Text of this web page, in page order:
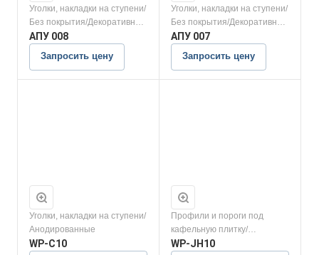
Уголки, накладки на ступени/
Без покрытия/Декоративное
покрытие/Полимерно-
АПУ 008
Запросить цену
Уголки, накладки на ступени/
Без покрытия/Декоративное
покрытие/Полимерно-
АПУ 007
Запросить цену
Уголки, накладки на ступени/
Анодированные
WP-C10
Профили и пороги под
кафельную плитку/
Анодированные
WP-JH10